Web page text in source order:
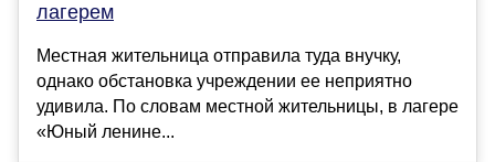
лагерем
Местная жительница отправила туда внучку,
однако обстановка учреждении ее неприятно
удивила. По словам местной жительницы, в лагере
«Юный ленине...